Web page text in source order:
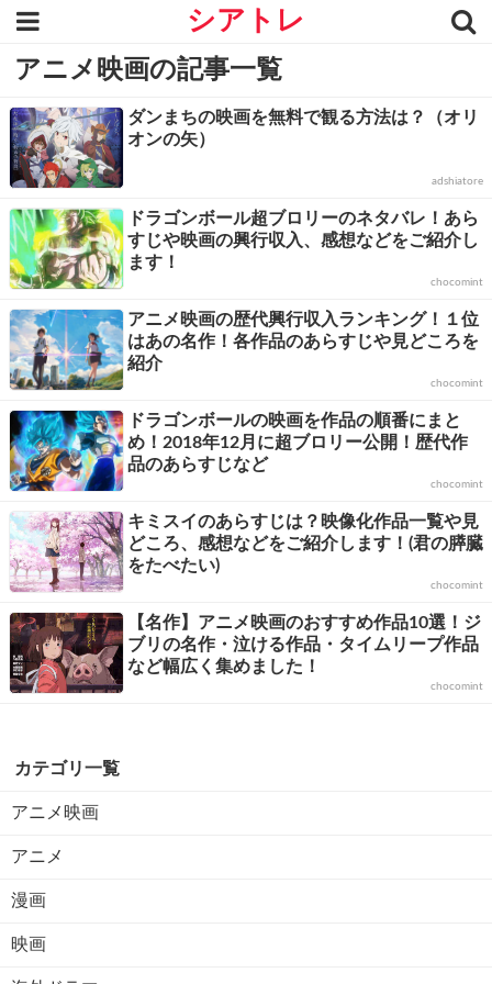
シアトレ
アニメ映画の記事一覧
ダンまちの映画を無料で観る方法は？（オリ
オンの矢）
adshiatore
ドラゴンボール超ブロリーのネタバレ！あら
すじや映画の興行収入、感想などをご紹介し
ます！
chocomint
アニメ映画の歴代興行収入ランキング！１位
はあの名作！各作品のあらすじや見どころを
紹介
chocomint
ドラゴンボールの映画を作品の順番にまと
め！2018年12月に超ブロリー公開！歴代作
品のあらすじなど
chocomint
キミスイのあらすじは？映像化作品一覧や見
どころ、感想などをご紹介します！(君の膵臓
をたべたい)
chocomint
【名作】アニメ映画のおすすめ作品10選！ジ
ブリの名作・泣ける作品・タイムリープ作品
など幅広く集めました！
chocomint
カテゴリ一覧
アニメ映画
アニメ
漫画
映画